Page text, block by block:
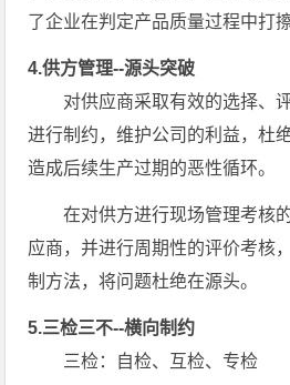
了企业在判定产品质量过程中打
4.供方管理--源头突破
对供应商采取有效的选择、
进行制约，维护公司的利益，杜
造成后续生产过期的恶性循环。
在对供方进行现场管理考核
应商，并进行周期性的评价考核
制方法，将问题杜绝在源头。
5.三检三不--横向制约
三检：自检、互检、专检